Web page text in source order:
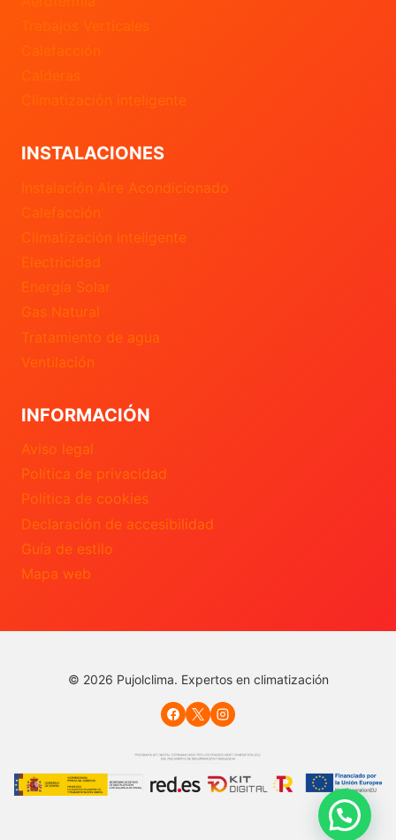
Trabajos Verticales
Calefacción
Calderas
Climatización inteligente
INSTALACIONES
Instalación Aire Acondicionado
Calefacción
Climatización inteligente
Electricidad
Energía Solar
Gas Natural
Tratamiento de agua
Ventilación
INFORMACIÓN
Aviso legal
Política de privacidad
Política de cookies
Declaración de accesibilidad
Guía de estilo
Mapa web
© 2026 Pujolclima. Expertos en climatización